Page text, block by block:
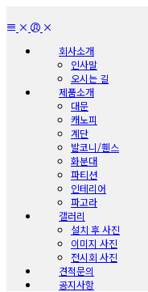
회사소개
인사말
오시는 길
제품소개
대문
캐노피
계단
발코니/휀스
화분대
파티션
인테리어
파고라
갤러리
설치 후 사진
이미지 사진
전시회 사진
견적문의
공지사항